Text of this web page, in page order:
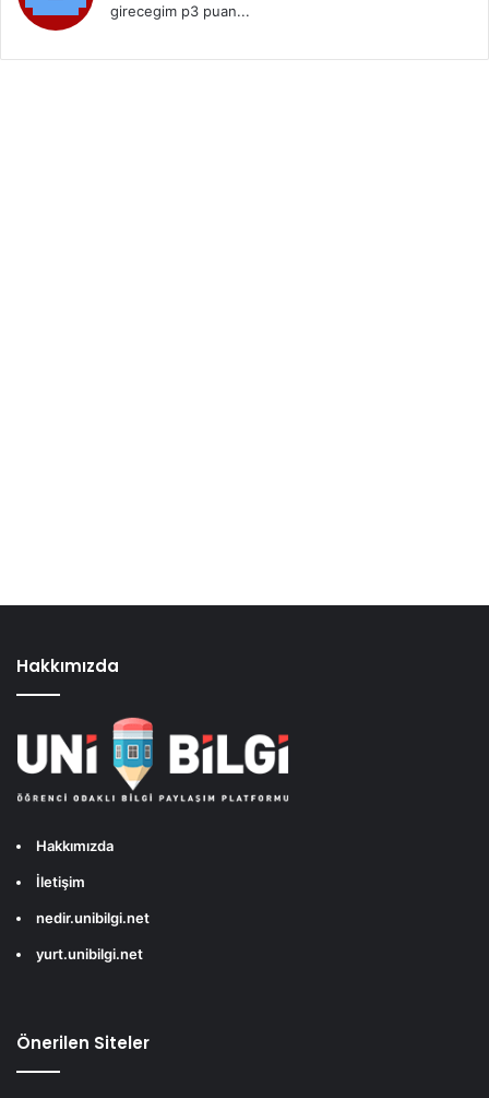
girecegim p3 puan...
Hakkımızda
Hakkımızda
İletişim
nedir.unibilgi.net
yurt.unibilgi.net
Önerilen Siteler